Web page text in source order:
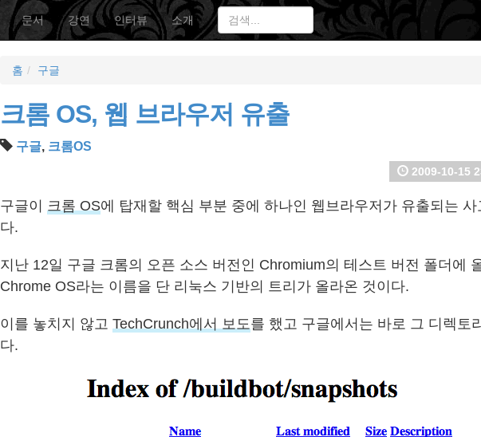
문서 강연 인터뷰 소개
홈 구글
크롬 OS, 웹 브라우저 유출
구글, 크롬OS
2009-10-15
구글이 크롬 OS에 탑재할 핵심 부분 중에 하나인 웹브라우저가 유출되는 사
다.
지난 12일 구글 크롬의 오픈 소스 버전인 Chromium의 테스트 버전 폴더에
Chrome OS라는 이름을 단 리눅스 기반의 트리가 올라온 것이다.
이를 놓치지 않고 TechCrunch에서 보도를 했고 구글에서는 바로 그 디렉토
다.